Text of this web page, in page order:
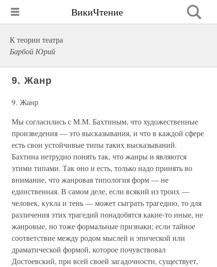
ВикиЧтение
К теории театра
Барбой Юрий
9. Жанр
9. Жанр
Мы согласились с М.М. Бахтиным, что художественные
произведения — это высказывания, и что в каждой сфере
есть свои устойчивые типы таких высказываний.
Бахтина нетрудно понять так, что жанры и являются
этими типами. Так оно и есть, только надо принять во
внимание, что жанровая типология форм — не
единственная. В самом деле, если всякий из троих —
человек, кукла и тень — может сыграть трагедию, то для
различения этих трагедий понадобятся какие-то иные, не
жанровые, но тоже формальные признаки; если тайное
соответствие между родом мыслей и эпической или
драматической формой, которое почувствовал
Достоевский, при всей своей загадочности, существует,